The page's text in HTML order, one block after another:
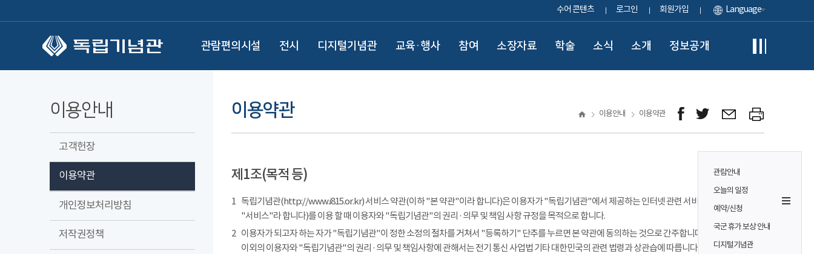
수어 콘텐츠 로그인 회원가입 Language
관람편의시설 전시 디지털기념관 교육·행사 참여 소장자료 학술 소식 소개 정보공개
관람안내
오늘의 일정
예약/신청
국군 휴가 보상 안내
디지털기념관
이용안내
고객헌장
이용약관
개인정보처리방침
저작권정책
이용약관 이용안내 이용약관
제1조(목적 등)
1 독립기념관(http://www.i815.or.kr) 서비스 약관(이하 "본 약관"이라 합니다)은 이용자가 "독립기념관"에서 제공하는 인터넷 관련 서비스(이하
"서비스"라 합니다)를 이용 할 때 이용자와 "독립기념관"의 권리 · 의무 및 책임 사항 규정을 목적으로 합니다.
2 이용자가 되고자 하는 자가 "독립기념관"이 정한 소정의 절차를 거쳐서 "등록하기" 단추를 누르면 본 약관에 동의하는 것으로 간주합니다. 본 약관에 정하는
이외의 이용자와 "독립기념관"의 권리 · 의무 및 책임사항에 관해서는 전기 통신 사업법 기타 대한민국의 관련 법령과 상관습에 따릅니다.